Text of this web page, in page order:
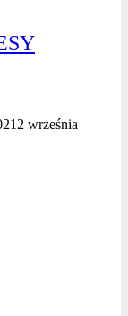
2 września